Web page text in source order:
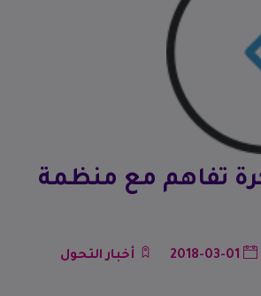
تفاهم مع منظمة
2018-03-01
أخبار التحول